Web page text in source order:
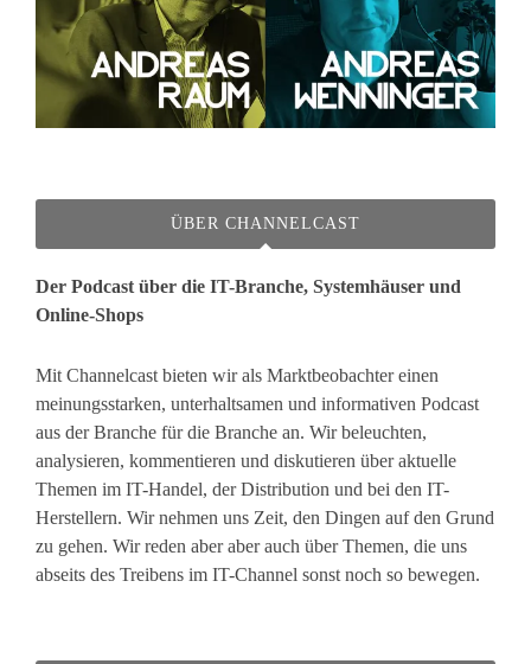
ÜBER CHANNELCAST
Der Podcast über die IT-Branche, Systemhäuser und
Online-Shops
Mit Channelcast bieten wir als Marktbeobachter einen
meinungsstarken, unterhaltsamen und informativen Podcast
aus der Branche für die Branche an. Wir beleuchten,
analysieren, kommentieren und diskutieren über aktuelle
Themen im IT-Handel, der Distribution und bei den IT-
Herstellern. Wir nehmen uns Zeit, den Dingen auf den Grund
zu gehen. Wir reden aber aber auch über Themen, die uns
abseits des Treibens im IT-Channel sonst noch so bewegen.